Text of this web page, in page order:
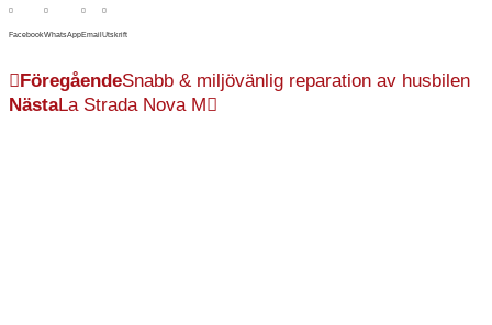
FacebookWhatsAppEmail Utskrift
FöregåendeSnabb & miljövänlig reparation av husbilen
NästaLa Strada Nova M